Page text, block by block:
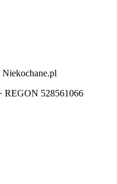
REGON 528561066